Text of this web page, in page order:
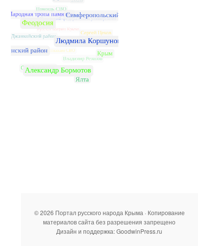
© 2026 Портал русского народа Крыма · Копирование
материалов сайта без разрешения запрещено
Дизайн и поддержка: GoodwinPress.ru